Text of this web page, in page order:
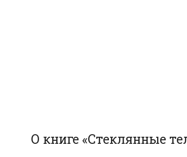
О книге «Стеклянные